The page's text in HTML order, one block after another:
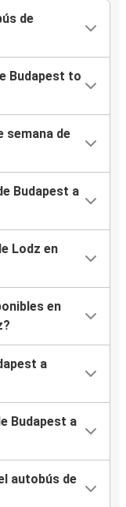
de
Budapest to
semana de
Budapest a
Lodz en
en
a
Budapest a
autobús de